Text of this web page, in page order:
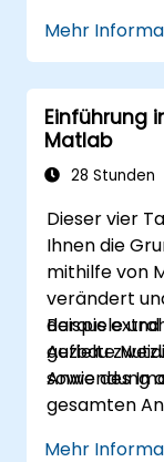
Python
aus
Python
Matlab-
Mehr
Einführung
Matlab
28 Stunden
Dieser vier
Ihnen die
mithilfe von
verändert
daraus
Aufbau
Anwendung
Beispiele
gezielte
sowie des
gesamten
Mehr